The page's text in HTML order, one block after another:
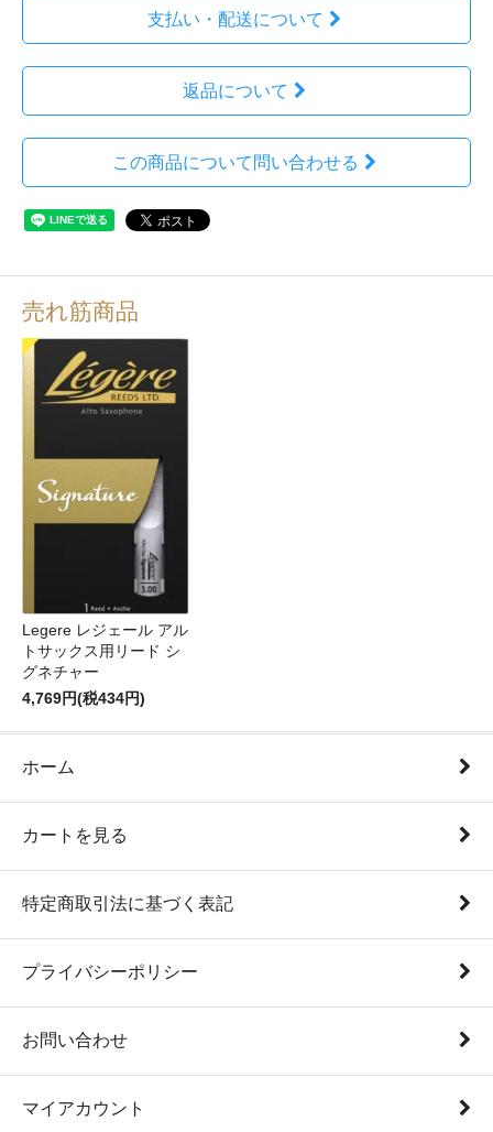
支払い・配送について
返品について
この商品について問い合わせる
売れ筋商品
Legere レジェール アル
トサックス用リード シ
グネチャー
4,769円(税434円)
ホーム
カートを見る
特定商取引法に基づく表記
プライバシーポリシー
お問い合わせ
マイアカウント